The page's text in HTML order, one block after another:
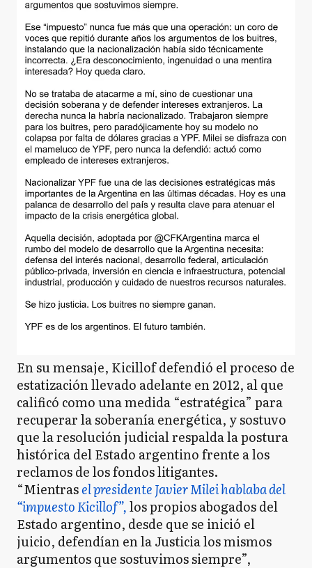
En su mensaje, Kicillof defendió el proceso de
estatización llevado adelante en 2012, al que
calificó como una medida “estratégica” para
recuperar la soberanía energética, y sostuvo
que la resolución judicial respalda la postura
histórica del Estado argentino frente a los
reclamos de los fondos litigantes.
“Mientrasel presidente Javier Milei hablaba del
“impuesto Kicillof”,los propios abogados del
Estado argentino, desde que se inició el
juicio, defendían en la Justicia los mismos
argumentos que sostuvimos siempre”,